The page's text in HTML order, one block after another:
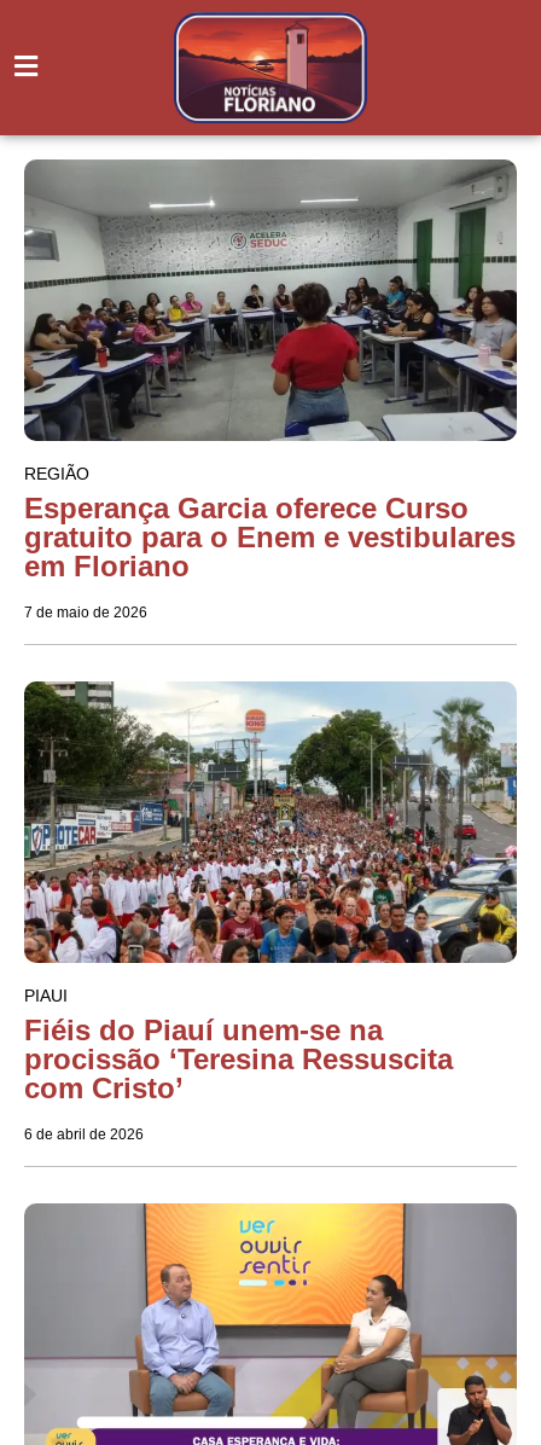
REGIÃO
Esperança Garcia oferece Curso
gratuito para o Enem e vestibulares
em Floriano
7 de maio de 2026
PIAUI
Fiéis do Piauí unem-se na
procissão ‘Teresina Ressuscita
com Cristo’
6 de abril de 2026